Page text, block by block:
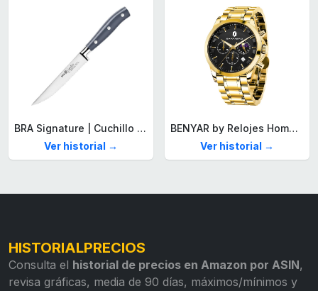
BRA Signature | Cuchillo tomatero 120 mm, Acero Inoxidable alemán forjado con Molibdeno Vanadio, Mango Remachado ABS, Diseño Ergonómico, Hoja 1,6 mm espesor
Ver historial →
BENYAR by Relojes Hombre Analógico Cuarzo Cronografo Impermeable Luminoso Fecha Moda Casual Reloj de Pulsera Elegante Regalo para Hombre
Ver historial →
HISTORIALPRECIOS
Consulta el historial de precios en Amazon por ASIN,
revisa gráficas, media de 90 días, máximos/mínimos y